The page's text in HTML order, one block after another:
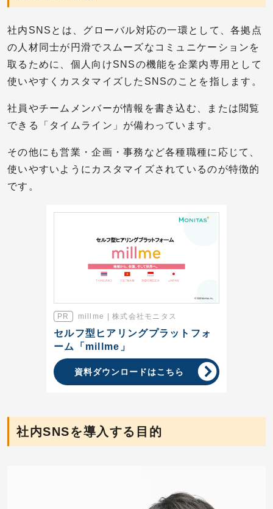
社内SNSとは、グローバル対応の一環として、各拠点
の人材同士が円滑でスムーズなコミュニケーションを
取るために、個人向けSNSの機能を企業内専用として
使いやすくカスタマイズしたSNSのことを指します。
社員やチームメンバーが情報を書き込む、または閲覧
できる「タイムライン」が備わっています。
その他にも営業・企画・事務など各種職種に応じて、
使いやすいようにカスタマイズされているのが特徴的
です。
millme | 株式会社モニタス
セルフ型ヒアリングプラットフォ
ーム「millme」
資料ダウンロードはこちら
社内SNSを導入する目的